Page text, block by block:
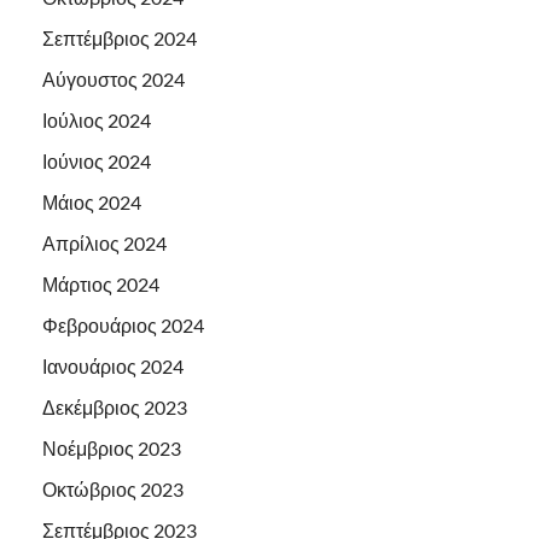
Σεπτέμβριος 2024
Αύγουστος 2024
Ιούλιος 2024
Ιούνιος 2024
Μάιος 2024
Απρίλιος 2024
Μάρτιος 2024
Φεβρουάριος 2024
Ιανουάριος 2024
Δεκέμβριος 2023
Νοέμβριος 2023
Οκτώβριος 2023
Σεπτέμβριος 2023